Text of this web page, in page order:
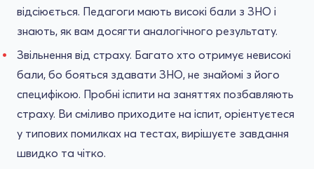
відсіюється. Педагоги мають високі бали з ЗНО і
знають, як вам досягти аналогічного результату.
Звільнення від страху. Багато хто отримує невисокі
бали, бо бояться здавати ЗНО, не знайомі з його
специфікою. Пробні іспити на заняттях позбавляють
страху. Ви сміливо приходите на іспит, орієнтуєтеся
у типових помилках на тестах, вирішуєте завдання
швидко та чітко.